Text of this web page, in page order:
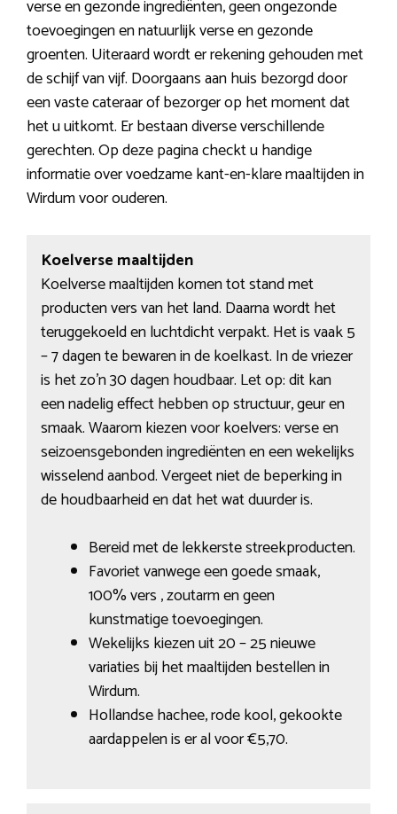
verse en gezonde ingrediënten, geen ongezonde
toevoegingen en natuurlijk verse en gezonde
groenten. Uiteraard wordt er rekening gehouden met
de schijf van vijf. Doorgaans aan huis bezorgd door
een vaste cateraar of bezorger op het moment dat
het u uitkomt. Er bestaan diverse verschillende
gerechten. Op deze pagina checkt u handige
informatie over voedzame kant-en-klare maaltijden in
Wirdum voor ouderen.
Koelverse maaltijden
Koelverse maaltijden komen tot stand met
producten vers van het land. Daarna wordt het
teruggekoeld en luchtdicht verpakt. Het is vaak 5
– 7 dagen te bewaren in de koelkast. In de vriezer
is het zo’n 30 dagen houdbaar. Let op: dit kan
een nadelig effect hebben op structuur, geur en
smaak. Waarom kiezen voor koelvers: verse en
seizoensgebonden ingrediënten en een wekelijks
wisselend aanbod. Vergeet niet de beperking in
de houdbaarheid en dat het wat duurder is.
Bereid met de lekkerste streekproducten.
Favoriet vanwege een goede smaak,
100% vers , zoutarm en geen
kunstmatige toevoegingen.
Wekelijks kiezen uit 20 – 25 nieuwe
variaties bij het maaltijden bestellen in
Wirdum.
Hollandse hachee, rode kool, gekookte
aardappelen is er al voor €5,70.